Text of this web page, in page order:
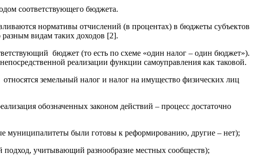
соответствующего бюджета.
нормативы отчислений (в процентах) в бюджеты субъектов
видам таких доходов [2].
бюджет (то есть по схеме «один налог – один бюджет»).
реализации функции самоуправления как таковой.
земельный налог и налог на имущество физических лиц
обозначенных законом действий – процесс достаточно
муниципалитеты были готовы к реформированию, другие – нет);
учитывающий разнообразие местных сообществ);